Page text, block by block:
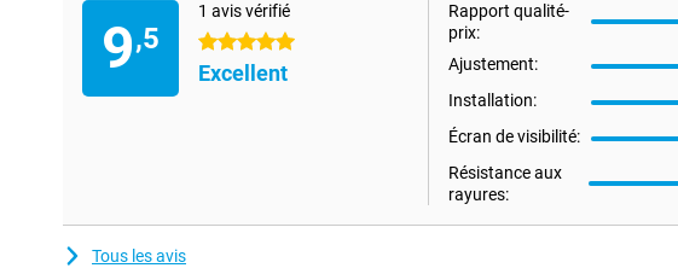
9,5
1 avis vérifié
5 étoiles
Excellent
Rapport qualité-
prix:
Ajustement:
Installation:
Écran de visibilité:
Résistance aux
rayures:
Tous les avis